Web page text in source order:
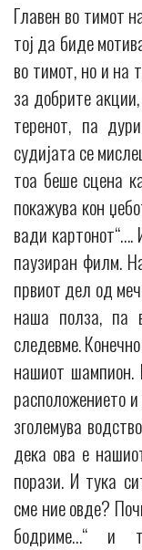
Главен во тимот
тој да биде
во тимот, но и на
за добрите
теренот, па
судијата се
тоа беше сцена
покажува кон
вади картонот“….
паузиран филм.
првиот дел од
наша полза, па
следевме.
нашиот шампион.
расположението
зголемува
дека ова е
порази. И тука
сме ние овде?
бодриме…“ и